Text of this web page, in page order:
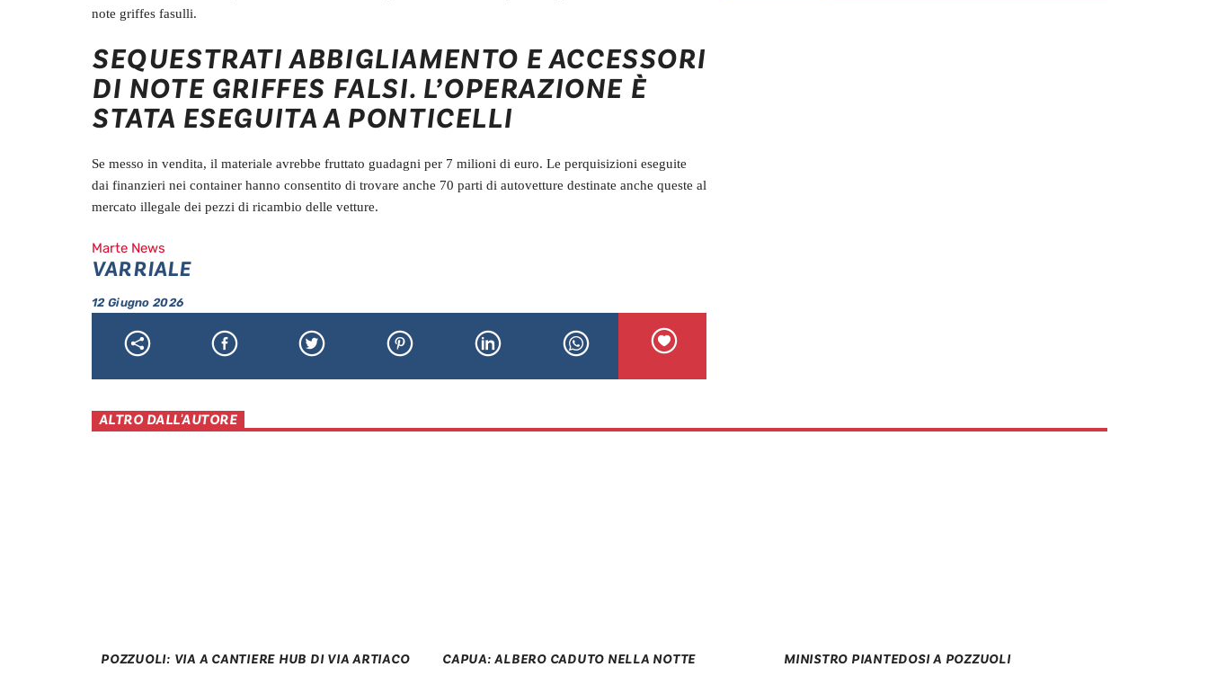
note griffes fasulli.
SEQUESTRATI ABBIGLIAMENTO E ACCESSORI
DI NOTE GRIFFES FALSI. L’OPERAZIONE È
STATA ESEGUITA A PONTICELLI
Se messo in vendita, il materiale avrebbe fruttato guadagni per 7 milioni di euro. Le perquisizioni eseguite
dai finanzieri nei container hanno consentito di trovare anche 70 parti di autovetture destinate anche queste al
mercato illegale dei pezzi di ricambio delle vetture.
Marte News
VARRIALE
12 Giugno 2026
ALTRO DALL'AUTORE
POZZUOLI: VIA A CANTIERE HUB DI VIA ARTIACO CAPUA: ALBERO CADUTO NELLA NOTTE MINISTRO PIANTEDOSI A POZZUOLI